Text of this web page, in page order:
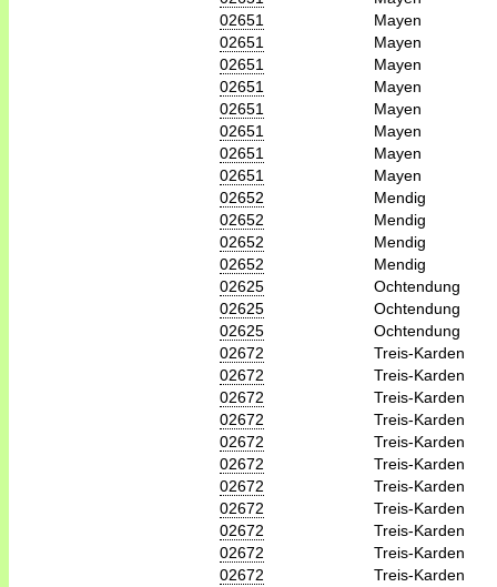
02651
Mayen
02651
Mayen
02651
Mayen
02651
Mayen
02651
Mayen
02651
Mayen
02651
Mayen
02651
Mayen
02652
Mendig
02652
Mendig
02652
Mendig
02652
Mendig
02625
Ochtendung
02625
Ochtendung
02625
Ochtendung
02672
Treis-Karden
02672
Treis-Karden
02672
Treis-Karden
02672
Treis-Karden
02672
Treis-Karden
02672
Treis-Karden
02672
Treis-Karden
02672
Treis-Karden
02672
Treis-Karden
02672
Treis-Karden
02672
Treis-Karden